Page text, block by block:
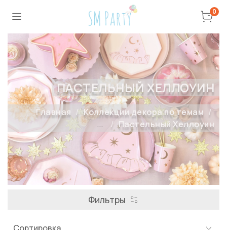
0
ПАСТЕЛЬНЫЙ ХЕЛЛОУИН
Главная
Коллекции декора по темам
...
Пастельный Хеллоуин
Фильтры